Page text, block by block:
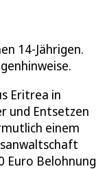
14-Jährigen.
Eritrea in
und Entsetzen
einem
Euro Belohnung